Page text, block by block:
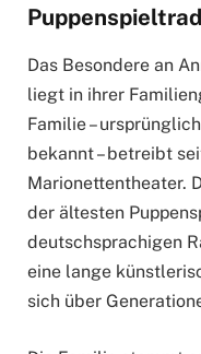
Das Besondere an
liegt in ihrer
Familie –
bekannt – betreibt
Marionettentheater.
der ältesten
deutschsprachigen
eine lange
sich über